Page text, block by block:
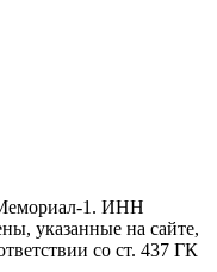
Мемориал-1. ИНН
указанные на сайте,
со ст. 437 ГК